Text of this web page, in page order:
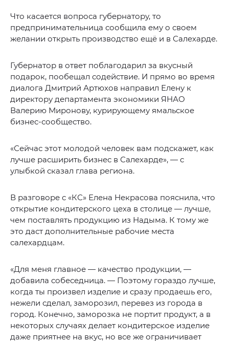
Что касается вопроса губернатору, то
предпринимательница сообщила ему о своем
желании открыть производство ещё и в Салехарде.
Губернатор в ответ поблагодарил за вкусный
подарок, пообещал содействие. И прямо во время
диалога Дмитрий Артюхов направил Елену к
директору департамента экономики ЯНАО
Валерию Миронову, курирующему ямальское
бизнес-сообщество.
«Сейчас этот молодой человек вам подскажет, как
лучше расширить бизнес в Салехарде», — с
улыбкой сказал глава региона.
В разговоре с «КС» Елена Некрасова пояснила, что
открытие кондитерского цеха в столице — лучше,
чем поставлять продукцию из Надыма. К тому же
это даст дополнительные рабочие места
салехардцам.
«Для меня главное — качество продукции, —
добавила собеседница. — Поэтому гораздо лучше,
когда ты произвел изделие и сразу продаешь его,
нежели сделал, заморозил, перевез из города в
город. Конечно, заморозка не портит продукт, а в
некоторых случаях делает кондитерское изделие
даже приятнее на вкус, но все же ограничивает